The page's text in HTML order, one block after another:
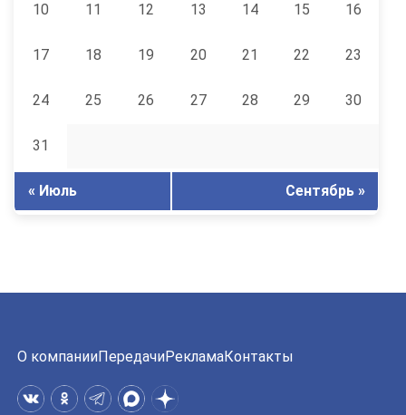
10 11 12 13 14 15 16
17 18 19 20 21 22 23
24 25 26 27 28 29 30
31
« Июль Сентябрь »
О компанииПередачиРекламаКонтакты